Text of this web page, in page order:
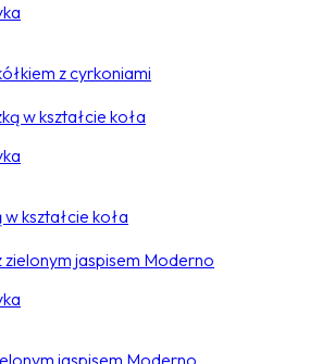
z cyrkoniami
w kształcie koła